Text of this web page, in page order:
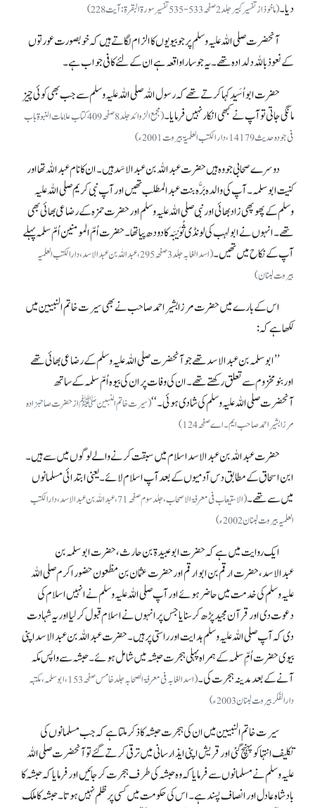
دیا۔(ماخوذ از تفسیر کبیر جلد 2 صفحہ 533-535 تفسیر سورۃ البقرۃ: آیت 228)
آنحضرت صلی اللہ علیہ وسلم پر جو بیویوں کا الزام لگاتے ہیں کہ خوبصورت عورتوں
کے نعوذ باللہ دلدادہ تھے۔ یہ جو سارا واقعہ ہے ان کے لئے کافی جواب ہے۔
حضرت ابواُسَید کہا کرتے تھے کہ رسول اللہ صلی اللہ علیہ وسلم سے جب بھی کوئی چیز
مانگی جاتی تو آپ نے کبھی انکار نہیں فرمایا۔
(مجمع الزوائد جلد 8 صفحہ 409 کتاب علامات النبوۃ باب
فی جودہ حدیث 14179، دار الکتب العلمیۃ بیروت2001ء)
دوسرے صحابی جو وہ ہیں حضرت عبداللہ بن عبدالاسَدہیں۔ ان کا نام عبداللہ تھا اور
کنیت ابوسلمہ۔ آپ کی والدہ بَرَّہ بنت عبدالمطلب تھیں اور آپ نبی کریم صلی اللہ علیہ
وسلم کے پھوپھی زاد بھائی اور نبی صلی اللہ علیہ وسلم اور حضرت حمزہ کے رضاعی بھائی بھی
تھے۔ انہوں نے ابولہب کی لونڈی ثُوَیْبَہ کا دودھ پیا تھا۔ حضرت اُمّ المومنین اُمّ سلمہ پہلے
آپ کے نکاح میں تھیں۔
(اسدالغابہ جلد 3 صفحہ295، عبداللہ بن عبدالاسد، دارالکتب العلمیہ
بیروت لبنان)
اس کے بارے میں حضرت مرزا بشیر احمد صاحب نے بھی سیرت خاتم النبیین میں
لکھا ہے کہ:
’’ابوسلمہ بن عبدالاسد تھے جو آنحضرت صلی اللہ علیہ وسلم کے رضاعی بھائی تھے
اور بنو مخزوم سے تعلق رکھتے تھے۔ ان کی وفات پر ان کی بیوہ اُمّ سلمہ کے ساتھ
آنحضرت صلی اللہ علیہ وسلم کی شادی ہوئی۔‘‘(سیرت خاتم النبینﷺ از حضرت صاحبزادہ
مرزا بشیر احمد صاحب ایم۔ اے صفحہ124)
حضرت عبداللہ بن عبدالاسد اسلام میں سبقت کرنے والے لوگوں میں سے ہیں۔
ابن اسحاق کے مطابق دس آدمیوں کے بعد آپ اسلام لائے۔ یعنی ابتدائی مسلمانوں
میں سے تھے۔
(الاستیعاب فی معرفۃ الاصحاب، جلد سوم صفحہ 71، عبد اللہ بن عبد الاسد، دارالکتب
العلمیہ بیروت لبنان 2002ء)
ایک روایت میں ہے کہ حضرت ابوعبیدۃ بن حارث، حضرت ابوسلمہ بن
عبدالاسد، حضرت ارقم بن ابو ارقم اور حضرت عثمان بن مظعون حضور اکرم صلی اللہ
علیہ وسلم کی خدمت میں حاضر ہوئے اور آپ صلی اللہ علیہ وسلم نے انہیں اسلام کی
دعوت دی اور قرآن مجید پڑھ کر سنایا جس پر انہوں نے اسلام قبول کر لیا اور یہ شہادت
دی کہ آپ صلی اللہ علیہ وسلم ہدایت اور راستی پر ہیں۔ حضرت عبداللہ بن عبدالاسد اپنی
بیوی حضرت اُمِّ سلمہ کے ہمراہ پہلی ہجرت حبشہ میں شامل ہوئے۔ حبشہ سے واپس مکہ
آنے کے بعد مدینہ ہجرت کی۔
(اسد الغابہ فی معرفۃ الصحابہ جلد خامس صفحہ 153، ابو سلمہ، مکتبہ
دارالفکر بیروت لبنان 2003ء)
سیرت خاتم النبیین میں ان کی ہجرت حبشہ کا ذکر ملتا ہے کہ جب مسلمانوں کی
تکلیف انتہا کو پہنچ گئی اور قریش اپنی ایذا رسانی میں ترقی کرتے گئے تو آنحضرت صلی اللہ
علیہ وسلم نے مسلمانوں سے فرمایا کہ وہ حبشہ کی طرف ہجرت کر جائیں اور فرمایا کہ حبشہ کا
بادشاہ عادل اور انصاف پسند ہے۔ اس کی حکومت میں کسی پر ظلم نہیں ہوتا۔ حبشہ کا ملک